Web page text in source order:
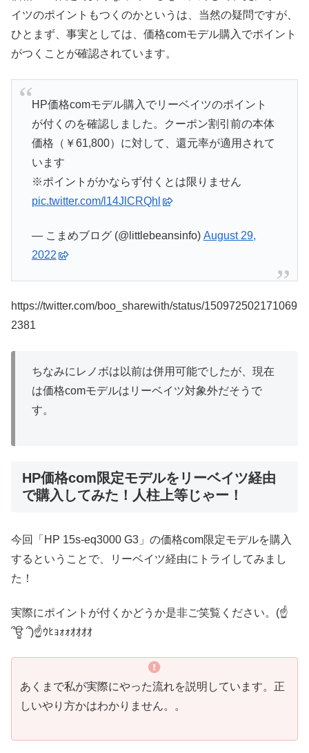
イツのポイントもつくのかというは、当然の疑問ですが、
ひとまず、事実としては、価格comモデル購入でポイント
がつくことが確認されています。
HP価格comモデル購入でリーベイツのポイント
が付くのを確認しました。クーポン割引前の本体
価格（￥61,800）に対して、還元率が適用されて
います
※ポイントがかならず付くとは限りません
pic.twitter.com/l14JlCRQhl
— こまめブログ (@littlebeansinfo) August 29,
2022
https://twitter.com/boo_sharewith/status/150972502171069
2381
ちなみにレノボは以前は併用可能でしたが、現在
は価格comモデルはリーベイツ対象外だそうで
す。
HP価格com限定モデルをリーベイツ経由
で購入してみた！人柱上等じゃー！
今回「HP 15s-eq3000 G3」の価格com限定モデルを購入
するということで、リーベイツ経由にトライしてみまし
た！
実際にポイントが付くかどうか是非ご笑覧ください。(☝
՞ਊ ՞)☝ｳﾋｮｫｫｵｵｵｵ
あくまで私が実際にやった流れを説明しています。正
しいやり方かはわかりません。。